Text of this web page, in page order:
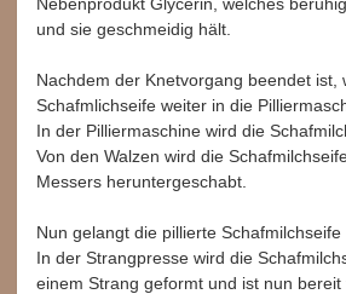
und sie geschmeidig hält.
Nachdem der Knetvorgang beendet ist,
Schafmlichseife weiter in die
In der Pilliermaschine wird die
Von den Walzen wird die
Messers heruntergeschabt.
Nun gelangt die pillierte Schafmilchseife
In der Strangpresse wird die
einem Strang geformt und ist nun bereit